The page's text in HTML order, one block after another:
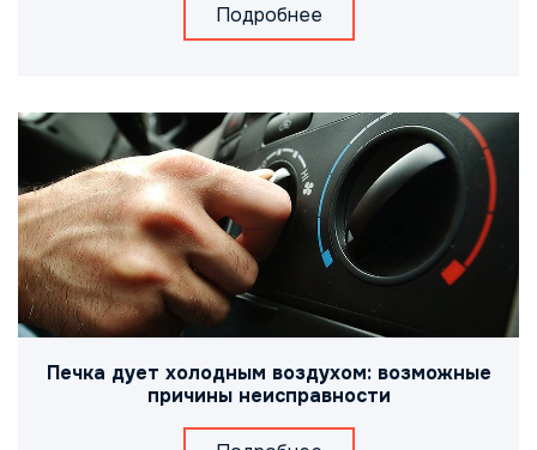
Подробнее
Печка дует холодным воздухом: возможные
причины неисправности